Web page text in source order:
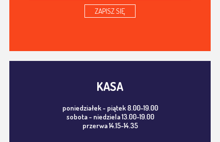
ZAPISZ SIĘ
KASA
poniedziałek - piątek 8.00-19.00
sobota - niedziela 13.00-19.00
przerwa 14.15-14.35